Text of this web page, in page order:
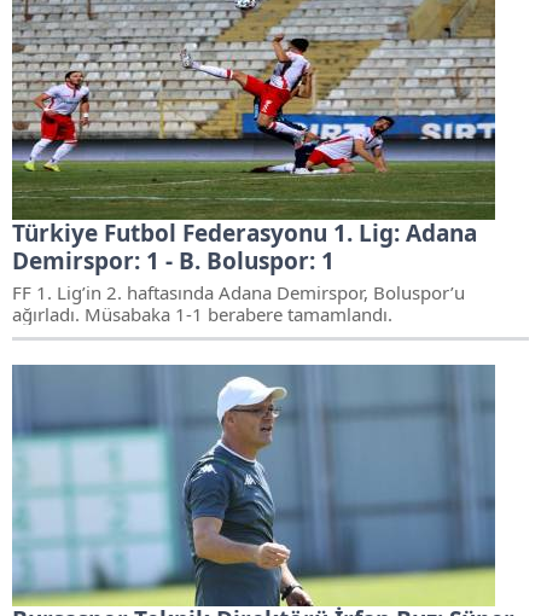
Türkiye Futbol Federasyonu 1. Lig: Adana
Demirspor: 1 - B. Boluspor: 1
FF 1. Lig’in 2. haftasında Adana Demirspor, Boluspor’u
ağırladı. Müsabaka 1-1 berabere tamamlandı.